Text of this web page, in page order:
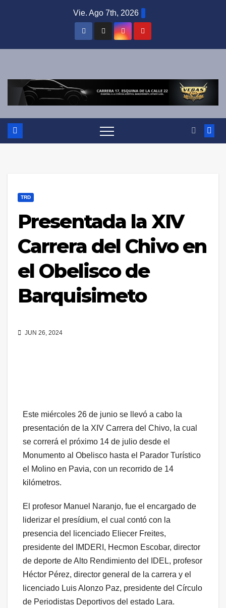
Vie. Ago 7th, 2026
TRD
Presentada la XIV
Carrera del Chivo en
el Obelisco de
Barquisimeto
JUN 26, 2024
Este miércoles 26 de junio se llevó a cabo la
presentación de la XIV Carrera del Chivo, la cual
se correrá el próximo 14 de julio desde el
Monumento al Obelisco hasta el Parador Turístico
el Molino en Pavia, con un recorrido de 14
kilómetros.
El profesor Manuel Naranjo, fue el encargado de
liderizar el presídium, el cual contó con la
presencia del licenciado Eliecer Freites,
presidente del IMDERI, Hecmon Escobar, director
de deporte de Alto Rendimiento del IDEL, profesor
Héctor Pérez, director general de la carrera y el
licenciado Luis Alonzo Paz, presidente del Círculo
de Periodistas Deportivos del estado Lara.